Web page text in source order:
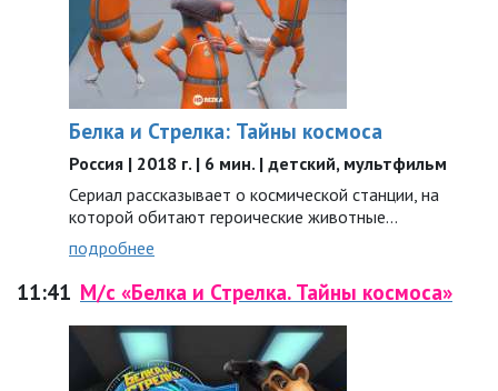
Белка и Стрелка: Тайны космоса
Россия | 2018 г. | 6 мин. | детский, мультфильм
Сериал рассказывает о космической станции, на
которой обитают героические животные…
подробнее
11:41 М/с «Белка и Стрелка. Тайны космоса»